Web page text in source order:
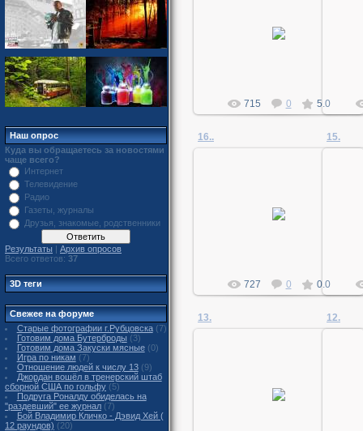
Наш опрос
Куда вы обращаетесь за новостями
чаще всего?
Интернет
Телевидение
Радио
Газеты, журналы
Друзья, знакомые, родственники
Результаты | Архив опросов
Всего ответов: 37
3D теги
Свежее на форуме
Старые фотографии г.Рубцовска (7)
Готовим дома Бутерброды (3)
Готовим дома Закуски мясные (0)
Игра по никам (7)
Отношение людей к числу 13 (9)
Джордан вошёл в тренерский штаб
сборной США по гольфу (5)
Подруга Роналду обиделась на
"раздевший" ее журнал (7)
Бой Владимир Кличко - Дэвид Хей (
12 раундов) (20)
715 0 5.0
16..
727 0 0.0
15.
13. 12.